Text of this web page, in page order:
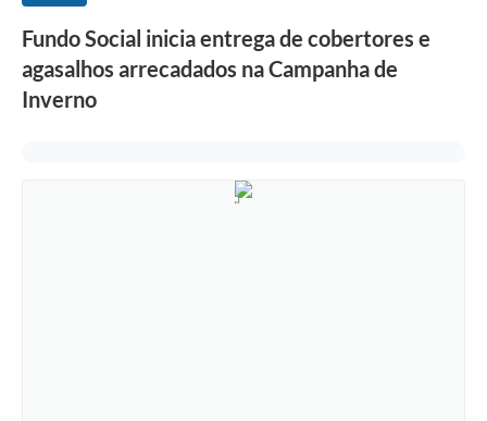
Transparência
Programa Famílias Fortes
Contratação de estagiário - estudante de Direito -
Fundo Social inicia entrega de cobertores e
agasalhos arrecadados na Campanha de
Inverno